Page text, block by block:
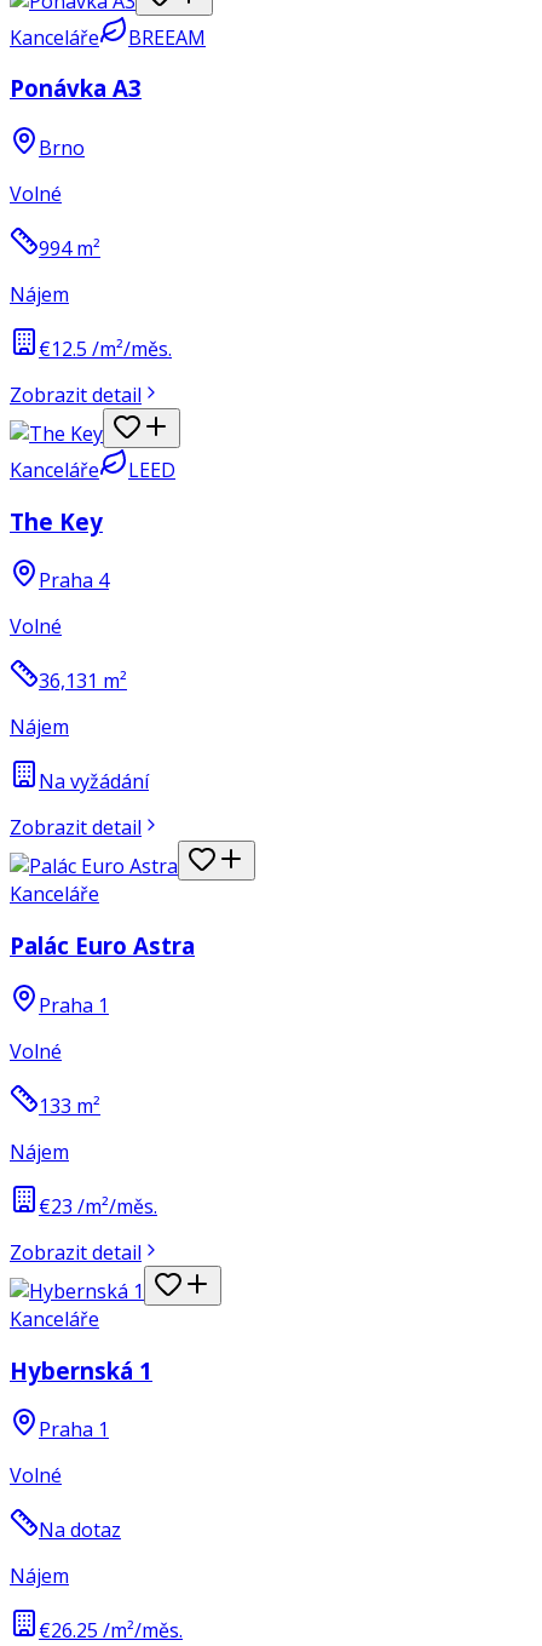
Kanceláře BREEAM
Ponávka A3
Brno
Volné
994m²
Nájem
€12.5 /m²/měs.
Zobrazit detail
Kanceláře LEED
The Key
Praha 4
Volné
36,131 m²
Nájem
Na vyžádání
Zobrazit detail
Kanceláře
Palác Euro Astra
Praha 1
Volné
133 m²
Nájem
€23 /m²/měs.
Zobrazit detail
Kanceláře
Hybernská 1
Praha 1
Volné
Na dotaz
Nájem
€26.25 /m²/měs.